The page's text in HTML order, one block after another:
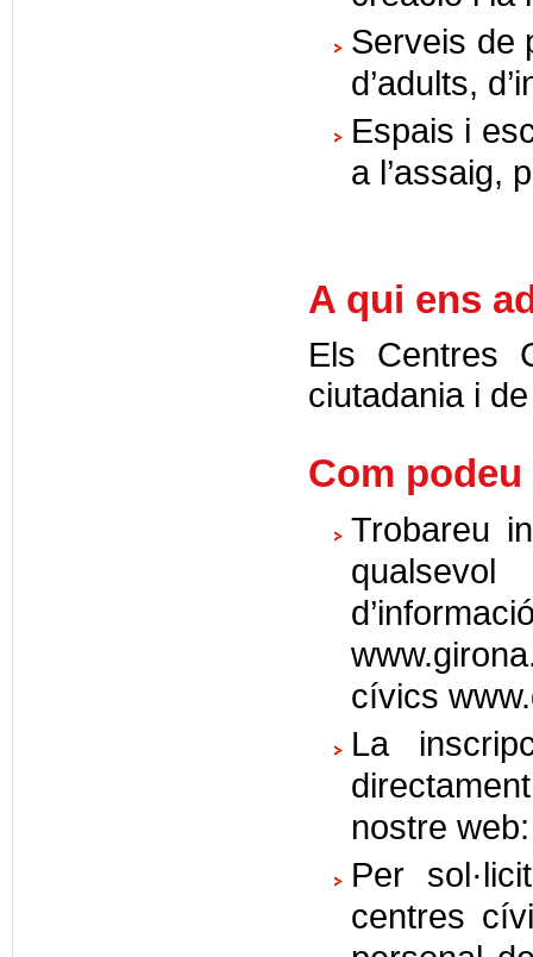
Serveis de
d’adults,
Espais i
a l’assaig,
A qui ens
Els Centres
ciutadania i
Com
Trobareu
cívics
La
nostre
Per
centres